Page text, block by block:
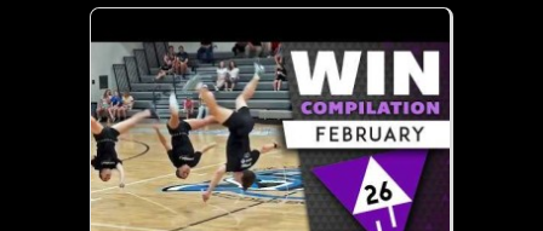
Einmal Schranke mit Rot-Weiß, bitte! Aber ohne